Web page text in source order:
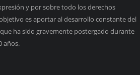
y por sobre todo los derechos
es aportar al desarrollo constante del
ha sido gravemente postergado durante
años.